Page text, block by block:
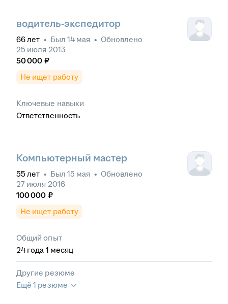
водитель-экспедитор
66лет • Был 14 мая • Обновлено
25 июля 2013
50 000 ₽
Не ищет работу
Ключевые навыки
Ответственность
Компьютерный мастер
55 лет • Был 15 мая • Обновлено
27 июля 2016
100 000 ₽
Не ищет работу
Общий опыт
24 года 1 месяц
Другие резюме
Ещё 1 резюме